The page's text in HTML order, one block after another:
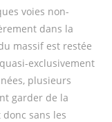
voies non-
dans la
massif est restée
exclusivement
plusieurs
garder de la
sans les